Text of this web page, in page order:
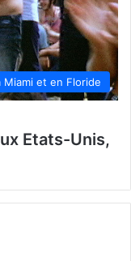
Miami et en Floride
Etats-Unis,